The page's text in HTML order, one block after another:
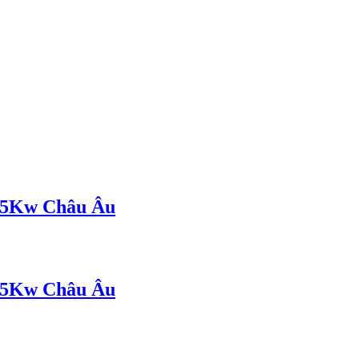
Châu Âu
Châu Âu